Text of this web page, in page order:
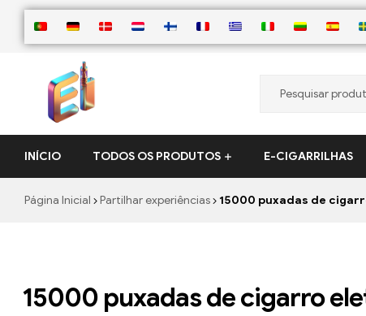
ElementVape.de
INÍCIO TODOS OS PRODUTOS E-CIGARRILHAS
Página Inicial Partilhar experiências 15000 puxadas de
15000 puxadas de cigarro